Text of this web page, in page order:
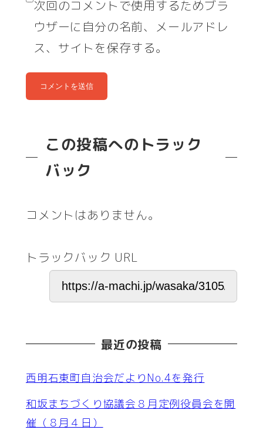
次回のコメントで使用するためブラ
ウザーに自分の名前、メールアドレ
ス、サイトを保存する。
この投稿へのトラック
バック
コメントはありません。
トラックバック URL
最近の投稿
西明石東町自治会だよりNo.4を発行
和坂まちづくり協議会８月定例役員会を開
催（８月４日）